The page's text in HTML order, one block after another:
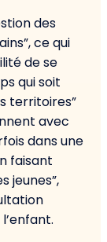
des
ce qui
de se
qui soit
territoires”
avec
dans une
faisant
jeunes”,